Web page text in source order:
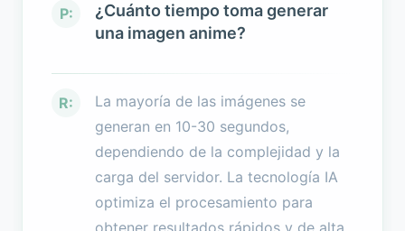
P:
¿Cuánto tiempo toma generar
una imagen anime?
R:
La mayoría de las imágenes se
generan en 10-30 segundos,
dependiendo de la complejidad y la
carga del servidor. La tecnología IA
optimiza el procesamiento para
obtener resultados rápidos y de alta